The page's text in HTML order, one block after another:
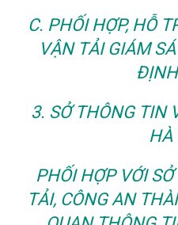
C. PHỐI HỢP, HỖ
VẬN TẢI GIÁM
3. SỞ THÔNG TIN
HÀ
PHỐI HỢP VỚI
TẢI, CÔNG AN